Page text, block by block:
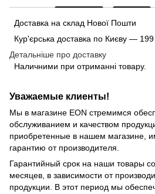
Доставка на склад Нової Пошти
Кур'єрська доставка по Києву — 199
Детальніше про доставку
Наличними при отриманні товару.
Уважаемые клиенты!
Мы в магазине EON стремимся
обслуживанием и качеством
приобретенные в нашем магазине,
гарантию от производителя.
Гарантийный срок на наши товары
месяцев, в зависимости от
продукции. В этот период мы